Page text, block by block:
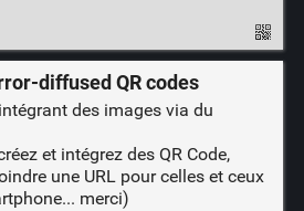
diffused QR codes
des images via du
et intégrez des QR Code,
une URL pour celles et ceux
merci)